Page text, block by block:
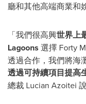
廳和其他高端商業和
「我們很高興世界上
Lagoons 選擇 Forty
透過合作，我們將海
透過可持續項目提高
總裁 Lucian Azoitei 說